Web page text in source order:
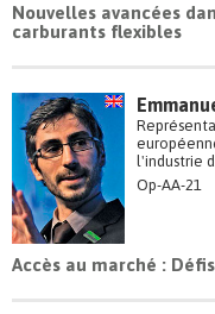
Nouvelles avancées
carburants flexibles
l'industrie
Op-AA-21
Accès au marché :